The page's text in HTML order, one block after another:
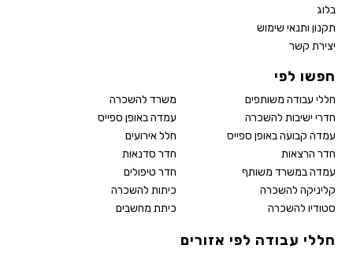
בלוג
תקנון ותנאי שימוש
יצירת קשר
חפשו לפי
חללי עבודה משותפים
משרד להשכרה
חדרי ישיבות להשכרה
עמדה באופן ספייס
עמדה קבועה באופן ספייס
חלל אירועים
חדר הרצאות
חדר סדנאות
עמדה במשרד משותף
חדר טיפולים
קליניקה להשכרה
כיתות להשכרה
סטודיו להשכרה
כיתת מחשבים
חללי עבודה לפי אזורים